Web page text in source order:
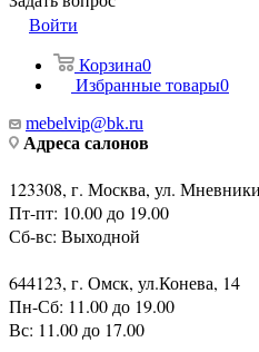
Войти
Корзина0
Избранные товары0
mebelvip@bk.ru
Адреса салонов
123308, г. Москва, ул.
Пт-пт: 10.00 до 19.00
Сб-вс: Выходной
644123, г. Омск, ул.Конева, 14
Пн-Сб: 11.00 до 19.00
Вс: 11.00 до 17.00